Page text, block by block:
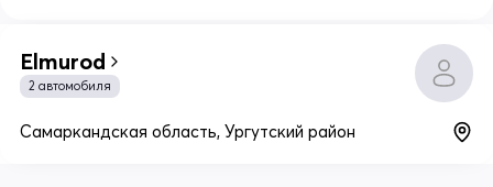
Elmurod
2 автомобиля
Самаркандская область, Ургутский район